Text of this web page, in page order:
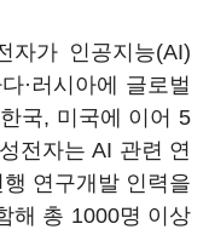
자가 인공지능(AI)
·러시아에 글로벌
국, 미국에 이어 5
전자는 AI 관련 연
연구개발 인력을
해 총 1000명 이상